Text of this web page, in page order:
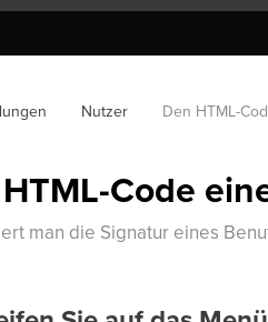
Nutzer Den HTML-
Code
man die Signatur eines